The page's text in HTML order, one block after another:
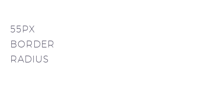
55PX
BORDER
RADIUS